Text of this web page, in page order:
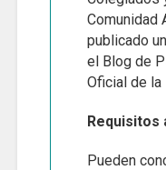
Comunidad
publicado
el Blog de
Oficial de
Requisitos
Pueden